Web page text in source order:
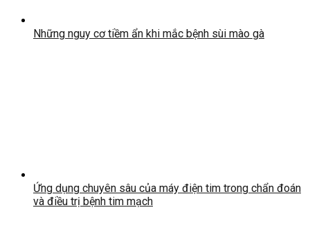
Những nguy cơ tiềm ẩn khi mắc bệnh sùi mào gà
Ứng dụng chuyên sâu của máy điện tim trong chẩn đoán
và điều trị bệnh tim mạch